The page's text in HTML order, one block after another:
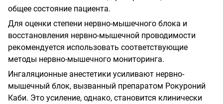
общее состояние пациента.
Для оценки степени нервно-мышечного блока и
восстановления нервно-мышечной проводимости
рекомендуется использовать соответствующие
методы нервно-мышечного мониторинга.
Ингаляционные анестетики усиливают нервно-
мышечный блок, вызванный препаратом Рокуроний
Каби. Это усиление, однако, становится клинически